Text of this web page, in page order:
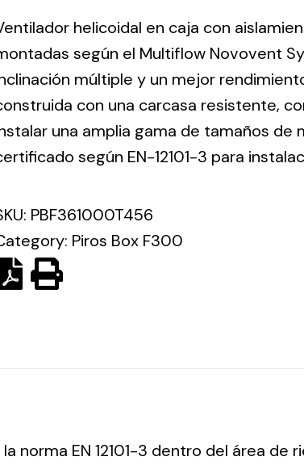
Ventilation
The
incorporation of
Novovent into
offer of
ventilation
products for
different uses
Solar lighting
solutions for all
helicoidal en caja con
según el Multiflow Novovent
múltiple y un mejor
con una carcasa resistente,
una amplia gama de tamaños de
según EN-12101-3 para
PBF361000T456
Piros Box F300
norma EN 12101-3 dentro del área de